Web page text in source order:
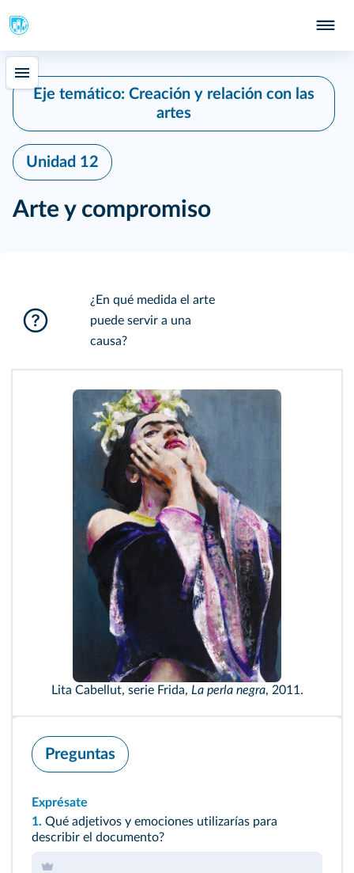
Eje temático: Creación y relación con las
artes
Unidad 12
Arte y compromiso
¿En qué medida el arte
puede servir a una
causa?
Lita Cabellut, serie Frida, La perla negra, 2011.
Preguntas
Exprésate
1. Qué adjetivos y emociones utilizarías para
describir el documento?